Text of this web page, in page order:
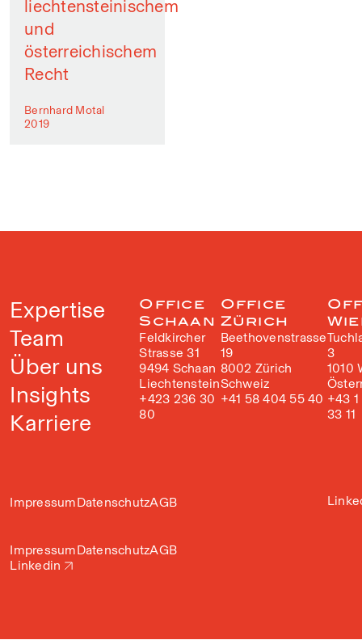
liechtensteinischem
und
österreichischem
Recht
Bernhard Motal
2019
Expertise
Team
Über uns
Insights
Karriere
ImpressumDatenschutzAGB
Office
Schaan
Feldkircher
Strasse 31
9494 Schaan
Liechtenstein
+423 236 30
80
Office
Zürich
Beethovenstrasse
19
8002 Zürich
Schweiz
+41 58 404 55 40
3
1010
+43
33 11
ImpressumDatenschutzAGB
Linkedin